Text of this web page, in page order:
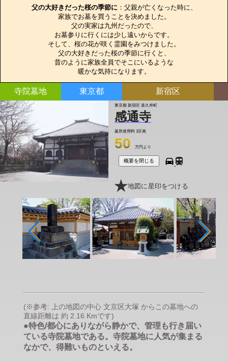
父の大好きだった桜の季節に：父親が亡くなった時に、
家族でお墓を買うことを決めました。
父の実家は九州だったので、
お墓参りに行くには少し遠いからです。
そして、桜の花が咲く霊園をみつけました。
父の大好きだった桜の季節に行くと、
昔のように家族全員でそこにいるような
暖かな気持になります。
寺院墓地 東京都 新宿区
東京都 新宿区 喜久井町
感通寺
墓所使用料 1区画
50 万円より
概要を閉じる
地図に星印をつける
(※参考: 上の地図の中心 文京区大塚 からこの墓地への
直線距離は 約 2.16 Kmです)
●特色/都心にありながら静かで、管理も行き届い
ている寺院墓地である。寺院墓地に人気が集まる
なかで、得難いものといえる。